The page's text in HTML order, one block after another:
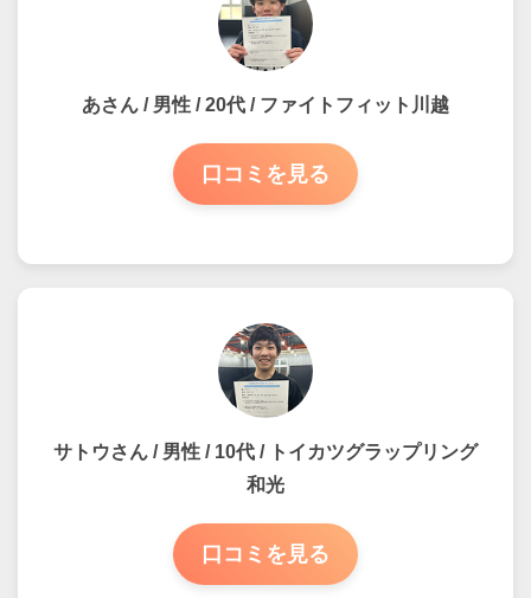
あさん / 男性 / 20代 / ファイトフィット川越
口コミを見る
サトウさん / 男性 / 10代 / トイカツグラップリング
和光
口コミを見る